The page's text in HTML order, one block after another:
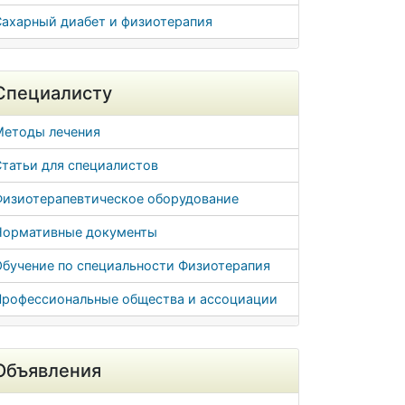
диабет и физиотерапия
лечения
для специалистов
оборудование
документы
по специальности Физиотерапия
общества и ассоциации